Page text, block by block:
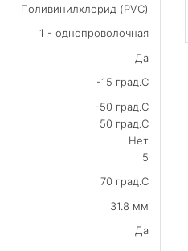
Поливинилхлорид (PVC)
1 - однопроволочная
Да
-15 град.C
-50 град.C
50 град.C
Нет
5
70 град.C
31.8 мм
Да